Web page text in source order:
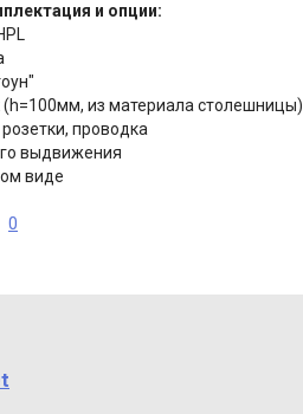
и опции:
(h=100мм, из материала столешницы)
проводка
выдвижения
виде
0